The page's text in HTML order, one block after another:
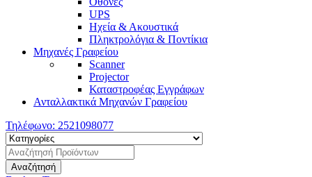
UPS
Ηχεία & Ακουστικά
Πληκτρολόγια & Ποντίκια
Μηχανές Γραφείου
Scanner
Projector
Καταστροφέας Εγγράφων
Ανταλλακτικά Μηχανών Γραφείου
Τηλέφωνο: 2521098077